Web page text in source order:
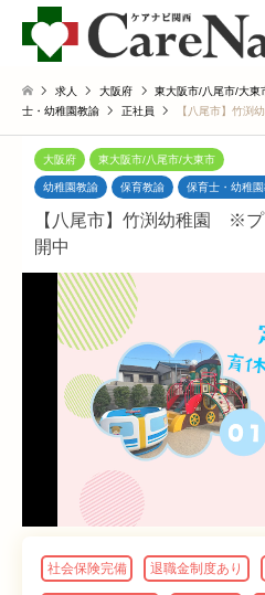
求人 大阪府 東大阪市/八尾市/大東
士・幼稚園教諭
正社員 【八尾市】竹
大阪府 東大阪市/八尾市/大東市
幼稚園教諭 保育教諭 保育士・幼稚
【八尾市】竹渕幼稚園 ※
開中
社会保険完備 退職金制度あり